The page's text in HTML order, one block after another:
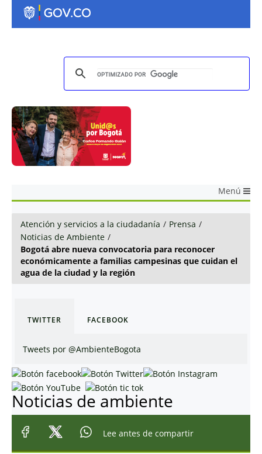
Menú
Atención y servicios a la ciudadanía / Prensa /
Noticias de Ambiente /
Bogotá abre nueva convocatoria para reconocer
económicamente a familias campesinas que cuidan el
agua de la ciudad y la región
TWITTER FACEBOOK
Tweets por @AmbienteBogota
Noticias de ambiente
Lee antes de compartir